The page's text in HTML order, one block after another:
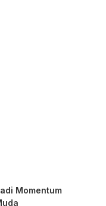
Momentum